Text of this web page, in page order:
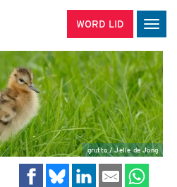
WORD LID
grutto / Jelle de Jong